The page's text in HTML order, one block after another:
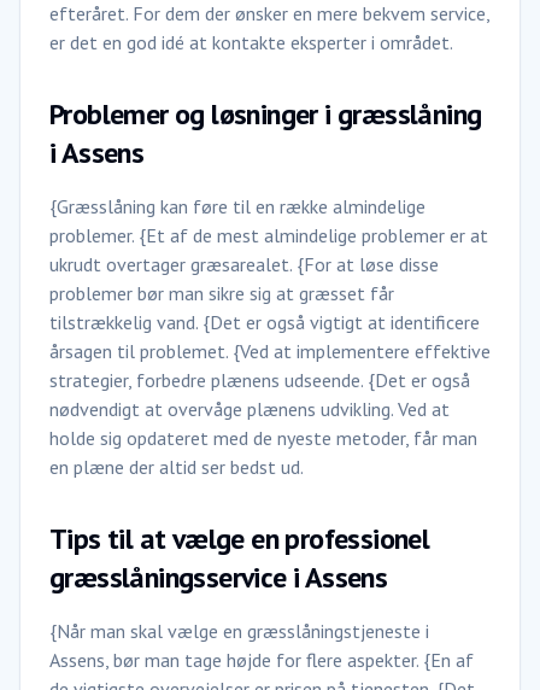
efteråret. For dem der ønsker en mere bekvem service,
er det en god idé at kontakte eksperter i området.
Problemer og løsninger i græsslåning
i Assens
{Græsslåning kan føre til en række almindelige
problemer. {Et af de mest almindelige problemer er at
ukrudt overtager græsarealet. {For at løse disse
problemer bør man sikre sig at græsset får
tilstrækkelig vand. {Det er også vigtigt at identificere
årsagen til problemet. {Ved at implementere effektive
strategier, forbedre plænens udseende. {Det er også
nødvendigt at overvåge plænens udvikling. Ved at
holde sig opdateret med de nyeste metoder, får man
en plæne der altid ser bedst ud.
Tips til at vælge en professionel
græsslåningsservice i Assens
{Når man skal vælge en græsslåningstjeneste i
Assens, bør man tage højde for flere aspekter. {En af